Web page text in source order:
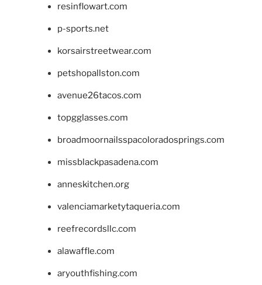
resinflowart.com
p-sports.net
korsairstreetwear.com
petshopallston.com
avenue26tacos.com
topgglasses.com
broadmoornailsspacoloradosprings.com
missblackpasadena.com
anneskitchen.org
valenciamarketytaqueria.com
reefrecordsllc.com
alawaffle.com
aryouthfishing.com